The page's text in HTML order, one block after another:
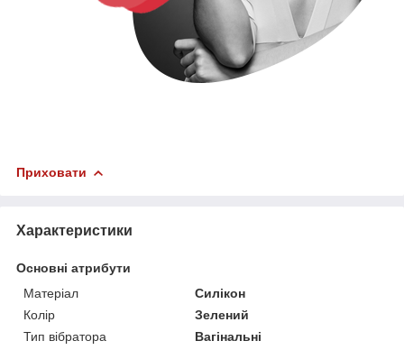
Приховати
Характеристики
Основні атрибути
Матеріал
Силікон
Колір
Зелений
Тип вібратора
Вагінальні